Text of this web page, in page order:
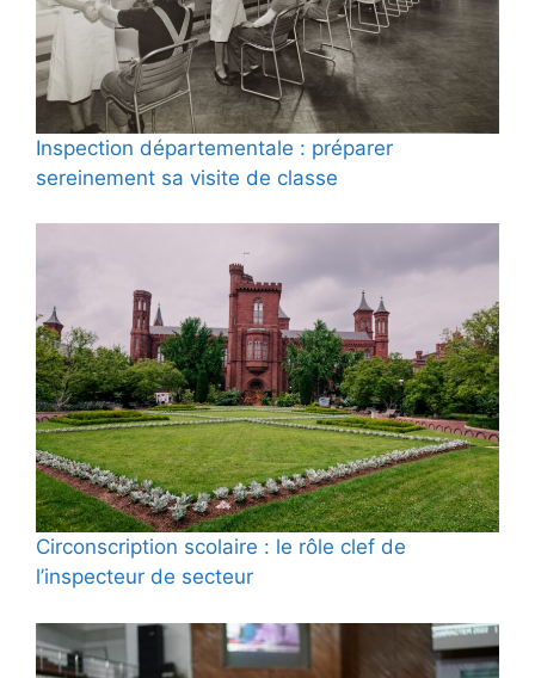
Inspection départementale : préparer
sereinement sa visite de classe
Circonscription scolaire : le rôle clef de
l’inspecteur de secteur